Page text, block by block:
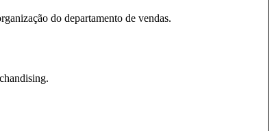
do departamento de vendas.